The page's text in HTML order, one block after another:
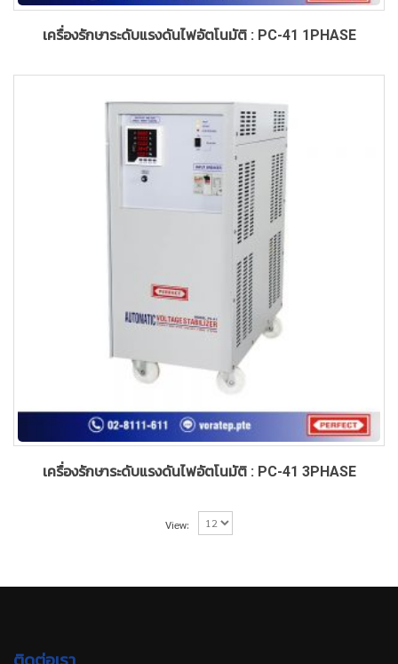
เครื่องรักษาระดับแรงดันไฟอัตโนมัติ : PC-41 1PHASE
เครื่องรักษาระดับแรงดันไฟอัตโนมัติ : PC-41 3PHASE
View: